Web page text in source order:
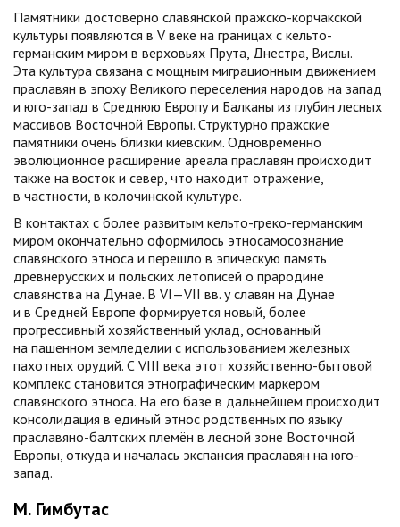
Памятники достоверно славянской пражско-корчакской
культуры появляются в V веке на границах с кельто-
германским миром в верховьях Прута, Днестра, Вислы.
Эта культура связана с мощным миграционным движением
праславян в эпоху Великого переселения народов на запад
и юго-запад в Среднюю Европу и Балканы из глубин лесных
массивов Восточной Европы. Структурно пражские
памятники очень близки киевским. Одновременно
эволюционное расширение ареала праславян происходит
также на восток и север, что находит отражение,
в частности, в колочинской культуре.
В контактах с более развитым кельто-греко-германским
миром окончательно оформилось этносамосознание
славянского этноса и перешло в эпическую память
древнерусских и польских летописей о прародине
славянства на Дунае. В VI—VII вв. у славян на Дунае
и в Средней Европе формируется новый, более
прогрессивный хозяйственный уклад, основанный
на пашенном земледелии с использованием железных
пахотных орудий. С VIII века этот хозяйственно-бытовой
комплекс становится этнографическим маркером
славянского этноса. На его базе в дальнейшем происходит
консолидация в единый этнос родственных по языку
праславяно-балтских племён в лесной зоне Восточной
Европы, откуда и началась экспансия праславян на юго-
запад.
М. Гимбутас